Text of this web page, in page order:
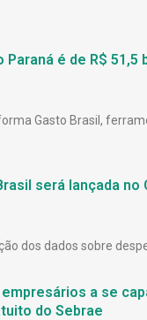
Paraná é de R$ 51,5
Gasto Brasil,
será lançada no
dos dados sobre
a se
do Sebrae